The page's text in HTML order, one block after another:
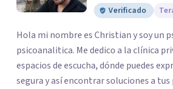
Verificado
Hola mi nombre es Christian y soy un
psicoanalitica. Me dedico a la clínica
espacios de escucha, dónde puedes
segura y así encontrar soluciones a